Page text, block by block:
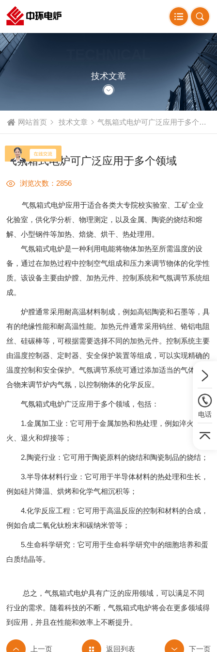
ARTICLE
技术文章
网站首页 技术文章 气氛箱式电炉可广泛应用于多个领域
气氛箱式电炉可广泛应用于多个领域
浏览次数：2856
气氛箱式电炉应用于适合各类大专院校实验室、工矿企业
化验室，供化学分析、物理测定，以及金属、陶瓷的烧结和熔
解、小型钢件等加热、焙烧、烘干、热处理用。
气氛箱式电炉是一种利用电能将物体加热至所需温度的设
备，通过在加热过程中控制空气组成和压力来调节物体的化学性
质。该设备主要由炉膛、加热元件、控制系统和气氛调节系统组
成。
炉膛通常采用耐高温材料制成，例如高铝陶瓷和石墨等，具
有的绝缘性能和耐高温性能。加热元件通常采用钨丝、铬铝电阻
丝、硅碳棒等，可根据需要选择不同的加热元件。控制系统主要
由温度控制器、定时器、安全保护装置等组成，可以实现精确的
温度控制和安全保护。气氛调节系统可通过添加适当的气体或化
合物来调节炉内气氛，以控制物体的化学反应。
气氛箱式电炉广泛应用于多个领域，包括：
1.金属加工业：它可用于金属加热和热处理，例如淬火、回
火、退火和焊接等；
2.陶瓷行业：它可用于陶瓷原料的烧结和陶瓷制品的烧结；
3.半导体材料行业：它可用于半导体材料的热处理和生长，
例如硅片降温、烘烤和化学气相沉积等；
4.化学反应工程：它可用于高温反应的控制和材料的合成，
例如合成二氧化钛粉末和碳纳米管等；
5.生命科学研究：它可用于生命科学研究中的细胞培养和蛋
白质结晶等。
总之，气氛箱式电炉具有广泛的应用领域，可以满足不同
行业的需求。随着科技的不断，气氛箱式电炉将会在更多领域得
到应用，并且在性能和效率上不断提升。
返回列表
电话